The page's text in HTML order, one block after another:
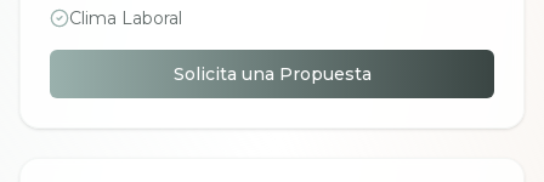
Clima Laboral
Solicita una Propuesta